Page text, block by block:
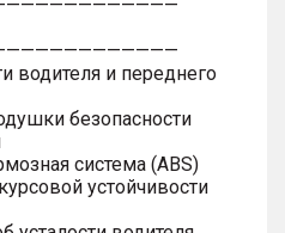
водителя и переднего
безопасности
система (ABS)
устойчивости